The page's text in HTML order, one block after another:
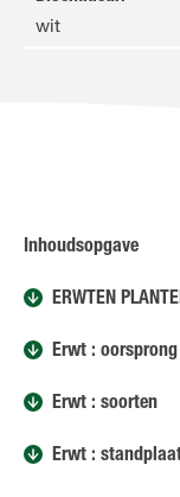
wit
Inhoudsopgave
ERWTEN
Erwt : oorsprong
Erwt : soorten
Erwt :